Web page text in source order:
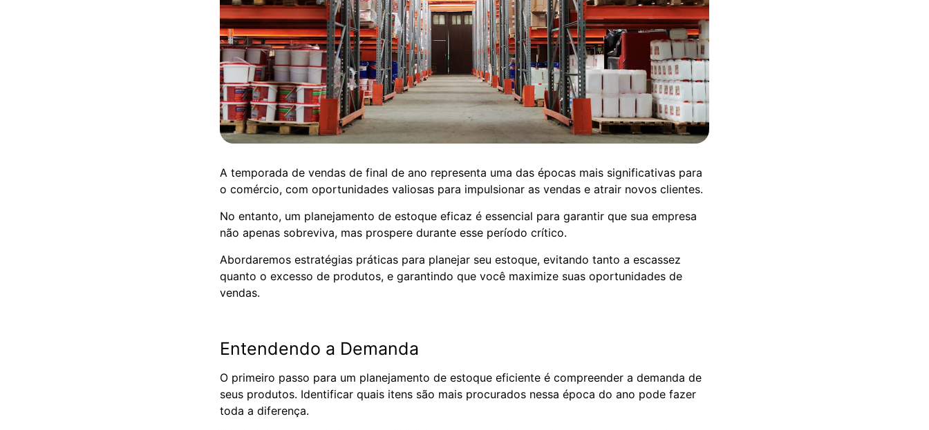
A temporada de vendas de final de ano representa uma das épocas mais significativas para
o comércio, com oportunidades valiosas para impulsionar as vendas e atrair novos clientes.
No entanto, um planejamento de estoque eficaz é essencial para garantir que sua empresa
não apenas sobreviva, mas prospere durante esse período crítico.
Abordaremos estratégias práticas para planejar seu estoque, evitando tanto a escassez
quanto o excesso de produtos, e garantindo que você maximize suas oportunidades de
vendas.
Entendendo a Demanda
O primeiro passo para um planejamento de estoque eficiente é compreender a demanda de
seus produtos. Identificar quais itens são mais procurados nessa época do ano pode fazer
toda a diferença.